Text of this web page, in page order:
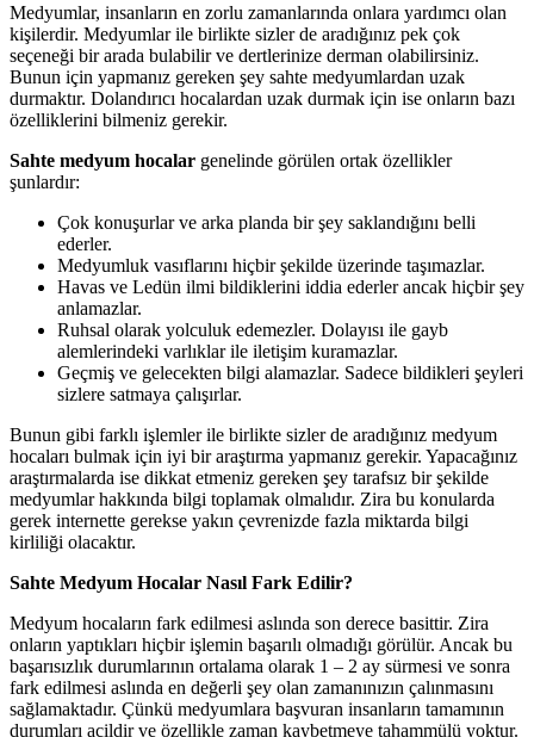
Medyumlar, insanların en zorlu zamanlarında onlara yardımcı olan
kişilerdir. Medyumlar ile birlikte sizler de aradığınız pek çok
seçeneği bir arada bulabilir ve dertlerinize derman olabilirsiniz.
Bunun için yapmanız gereken şey sahte medyumlardan uzak
durmaktır. Dolandırıcı hocalardan uzak durmak için ise onların bazı
özelliklerini bilmeniz gerekir.
Sahte medyum hocalar genelinde görülen ortak özellikler
şunlardır:
Çok konuşurlar ve arka planda bir şey saklandığını belli
ederler.
Medyumluk vasıflarını hiçbir şekilde üzerinde taşımazlar.
Havas ve Ledün ilmi bildiklerini iddia ederler ancak hiçbir şey
anlamazlar.
Ruhsal olarak yolculuk edemezler. Dolayısı ile gayb
alemlerindeki varlıklar ile iletişim kuramazlar.
Geçmiş ve gelecekten bilgi alamazlar. Sadece bildikleri şeyleri
sizlere satmaya çalışırlar.
Bunun gibi farklı işlemler ile birlikte sizler de aradığınız medyum
hocaları bulmak için iyi bir araştırma yapmanız gerekir. Yapacağınız
araştırmalarda ise dikkat etmeniz gereken şey tarafsız bir şekilde
medyumlar hakkında bilgi toplamak olmalıdır. Zira bu konularda
gerek internette gerekse yakın çevrenizde fazla miktarda bilgi
kirliliği olacaktır.
Sahte Medyum Hocalar Nasıl Fark Edilir?
Medyum hocaların fark edilmesi aslında son derece basittir. Zira
onların yaptıkları hiçbir işlemin başarılı olmadığı görülür. Ancak bu
başarısızlık durumlarının ortalama olarak 1 – 2 ay sürmesi ve sonra
fark edilmesi aslında en değerli şey olan zamanınızın çalınmasını
sağlamaktadır. Çünkü medyumlara başvuran insanların tamamının
durumları acildir ve özellikle zaman kaybetmeye tahammülü yoktur.